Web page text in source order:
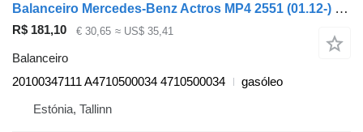
Balanceiro Mercedes-Benz Actros MP4 2551 (01.12-) 20100347111 para camião tractor Mercedes-Benz Actros MP4 Antos Arocs (2012-)
R$ 181,10 € 30,65 ≈ US$ 35,41
Balanceiro
20100347111 A4710500034 4710500034
gasóleo
Estónia, Tallinn